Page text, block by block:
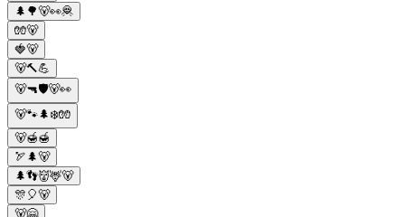
🌲🌳🐻👀🦧
🧤🐻
🍓🐻
🐻🔨💪
🐻🔫🛡️🐻👀
🐻🐾🌲❄️🧤
🐻🍯🍯
🏹🌲🐻
🌲👣👹🦌🐻
🎊🎈🐻
🐻🤗